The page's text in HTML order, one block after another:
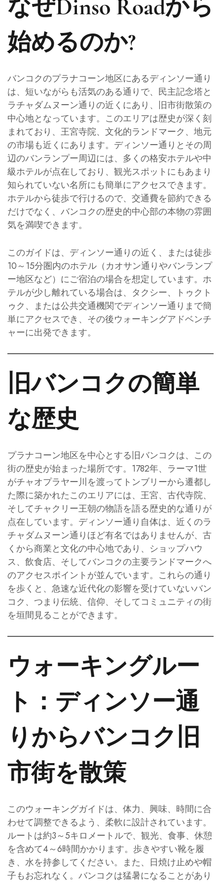
なぜDinso Roadから
始めるのか?
バンコクのプラナコーン地区にあるディンソー通り
は、短いながらも活気のある通りで、民主記念塔と
ラチャダムヌーン通りの近くにあり、旧市街散策の
中心地となっています。このエリアは歴史が深く刻
まれており、王宮寺院、文化的ランドマーク、地元
の市場も近くにあります。ディンソー通りとその周
辺のバンランプー周辺には、多くの格安ホテルや中
級ホテルが点在しており、観光スポットにもあまり
知られていない名所にも簡単にアクセスできます。
ホテルから徒歩で行けるので、交通費を節約できる
だけでなく、バンコクの歴史的中心部の本物の雰囲
気を満喫できます。
このガイドは、ディンソー通りの近く、または徒歩
10～15分圏内のホテル（カオサン通りやバンランプ
ー地区など）にご宿泊の場合を想定しています。ホ
テルが少し離れている場合は、タクシー、トゥクト
ゥク、または公共交通機関でディンソー通りまで簡
単にアクセスでき、その後ウォーキングアドベンチ
ャーに出発できます。
旧バンコクの簡単
な歴史
プラナコーン地区を中心とする旧バンコクは、この
街の歴史が始まった場所です。1782年、ラーマ1世
がチャオプラヤー川を渡ってトンブリーから遷都し
た際に築かれたこのエリアには、王宮、古代寺院、
そしてチャクリー王朝の物語を語る歴史的な通りが
点在しています。ディンソー通り自体は、近くのラ
チャダムヌーン通りほど有名ではありませんが、古
くから商業と文化の中心地であり、ショップハウ
ス、飲食店、そしてバンコクの主要ランドマークへ
のアクセスポイントが並んでいます。これらの通り
を歩くと、急速な近代化の影響を受けていないバン
コク、つまり伝統、信仰、そしてコミュニティの街
を垣間見ることができます。
ウォーキングルー
ト：ディンソー通
りからバンコク旧
市街を散策
このウォーキングガイドは、体力、興味、時間に合
わせて調整できるよう、柔軟に設計されています。
ルートは約3～5キロメートルで、観光、食事、休憩
を含めて4～6時間かかります。歩きやすい靴を履
き、水を持参してください。また、日焼け止めや帽
子もお忘れなく。バンコクは猛暑になることがあり